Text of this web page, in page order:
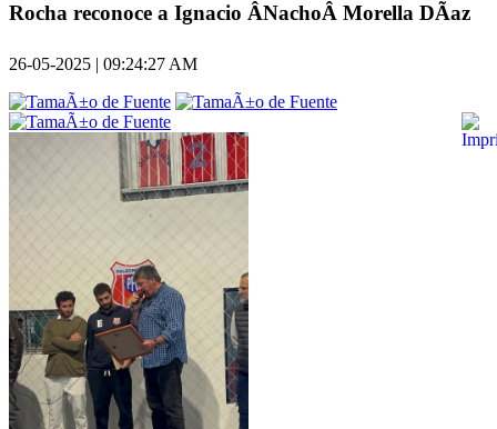
Rocha reconoce a Ignacio ÂNachoÂ Morella DÃ­az
26-05-2025 | 09:24:27 AM